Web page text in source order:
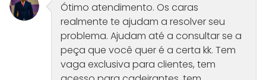
Ótimo atendimento. Os caras
realmente te ajudam a resolver seu
problema. Ajudam até a consultar se a
peça que você quer é a certa kk. Tem
vaga exclusiva para clientes, tem